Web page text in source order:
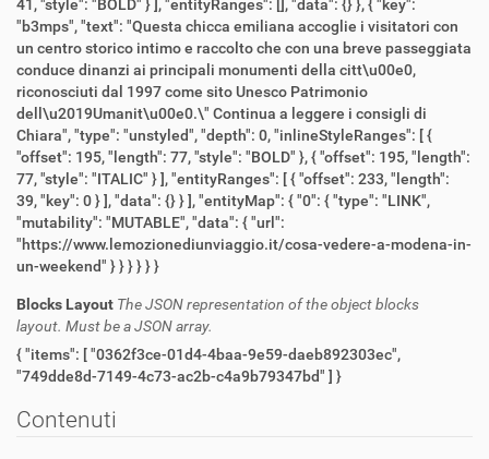
41, "style": "BOLD" } ], "entityRanges": [], "data": {} }, { "key":
"b3mps", "text": "Questa chicca emiliana accoglie i visitatori con
un centro storico intimo e raccolto che con una breve passeggiata
conduce dinanzi ai principali monumenti della citt\u00e0,
riconosciuti dal 1997 come sito Unesco Patrimonio
dell\u2019Umanit\u00e0.\" Continua a leggere i consigli di
Chiara", "type": "unstyled", "depth": 0, "inlineStyleRanges": [ {
"offset": 195, "length": 77, "style": "BOLD" }, { "offset": 195, "length":
77, "style": "ITALIC" } ], "entityRanges": [ { "offset": 233, "length":
39, "key": 0 } ], "data": {} } ], "entityMap": { "0": { "type": "LINK",
"mutability": "MUTABLE", "data": { "url":
"https://www.lemozionediunviaggio.it/cosa-vedere-a-modena-in-
un-weekend" } } } } } }
Blocks Layout The JSON representation of the object blocks
layout. Must be a JSON array.
{ "items": [ "0362f3ce-01d4-4baa-9e59-daeb892303ec",
"749dde8d-7149-4c73-ac2b-c4a9b79347bd" ] }
Contenuti